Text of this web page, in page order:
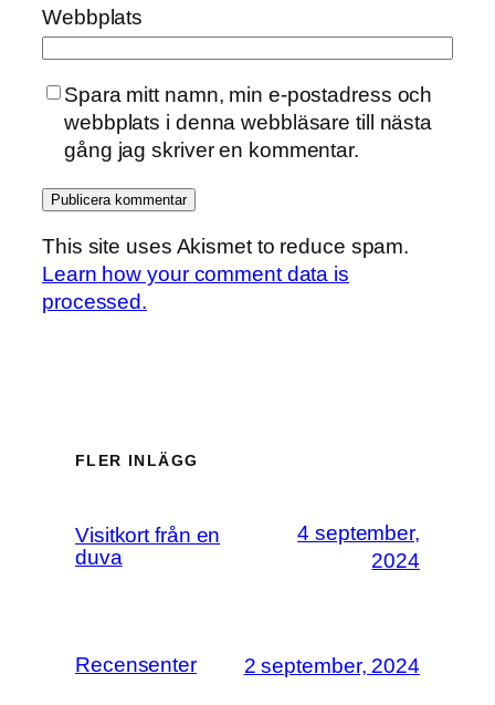
Webbplats
Spara mitt namn, min e-postadress och
webbplats i denna webbläsare till nästa
gång jag skriver en kommentar.
This site uses Akismet to reduce spam.
Learn how your comment data is
processed.
FLER INLÄGG
Visitkort från en
duva
4 september,
2024
Recensenter 2 september, 2024